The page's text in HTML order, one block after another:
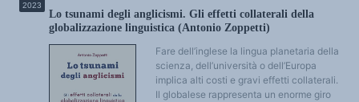
2023
Lo tsunami degli anglicismi. Gli effetti collaterali della
globalizzazione linguistica (Antonio Zoppetti)
Fare dell’inglese la lingua planetaria della
scienza, dell’università o dell’Europa
implica alti costi e gravi effetti collaterali.
Il globalese rappresenta un enorme giro